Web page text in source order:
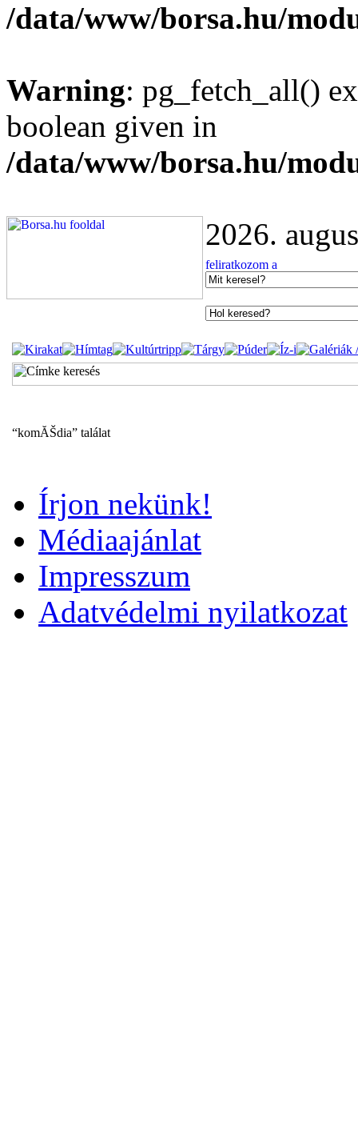
/data/www/borsa.hu/
Warning: pg_fetch_all()
boolean given in
/data/www/borsa.hu/
2026.
“komĂŠdia” találat
Írjon nekünk!
Médiaajánlat
Impresszum
Adatvédelmi nyilatkozat